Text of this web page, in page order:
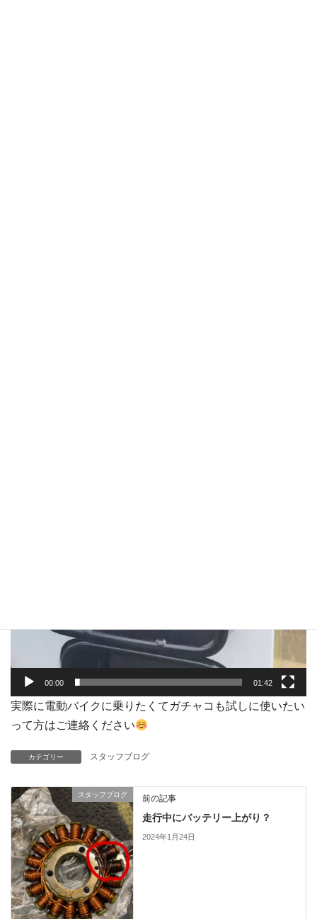
00:00 01:42
実際に電動バイクに乗りたくてガチャコも試しに使いたい
って方はご連絡ください
カテゴリー スタッフブログ
スタッフブログ 前の記事
走行中にバッテリー上がり？
2024年1月24日